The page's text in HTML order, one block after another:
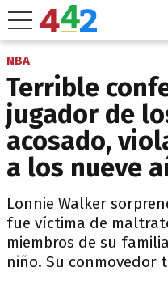
NBA
Terrible
jugador de
acosado,
a los nueve
Lonnie Walker
fue víctima de
miembros de su
niño. Su conmovedor